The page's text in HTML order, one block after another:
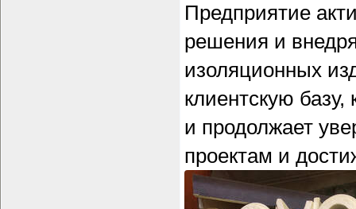
Предприятие
решения и
изоляционных
клиентскую
и продолжает
проектам и